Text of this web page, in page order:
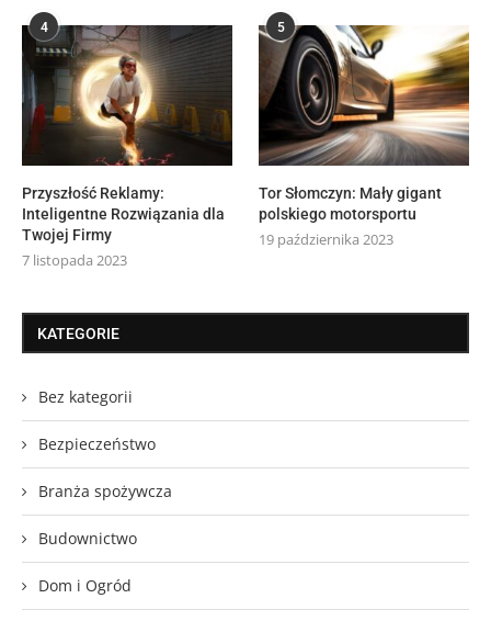
4
Przyszłość Reklamy:
Inteligentne Rozwiązania dla
Twojej Firmy
7 listopada 2023
5
Tor Słomczyn: Mały gigant
polskiego motorsportu
19 października 2023
KATEGORIE
Bez kategorii
Bezpieczeństwo
Branża spożywcza
Budownictwo
Dom i Ogród